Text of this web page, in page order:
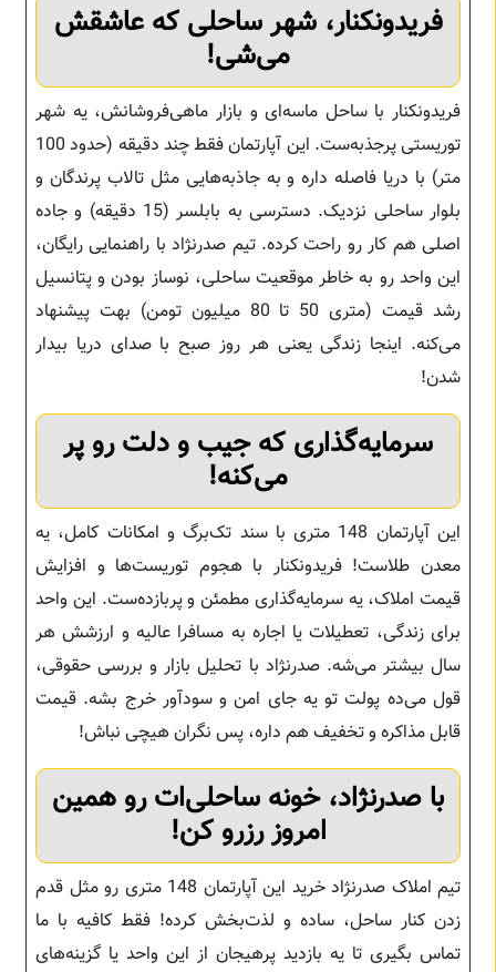
فریدونکنار، شهر ساحلی که عاشقش
می‌شی!
فریدونکنار با ساحل ماسه‌ای و بازار ماهی‌فروشانش، یه شهر
توریستی پرجذبه‌ست. این آپارتمان فقط چند دقیقه (حدود 100
متر) با دریا فاصله داره و به جاذبه‌هایی مثل تالاب پرندگان و
بلوار ساحلی نزدیک. دسترسی به بابلسر (15 دقیقه) و جاده
اصلی هم کار رو راحت کرده. تیم صدرنژاد با راهنمایی رایگان،
این واحد رو به خاطر موقعیت ساحلی، نوساز بودن و پتانسیل
رشد قیمت (متری 50 تا 80 میلیون تومن) بهت پیشنهاد
می‌کنه. اینجا زندگی یعنی هر روز صبح با صدای دریا بیدار
شدن!
سرمایه‌گذاری که جیب و دلت رو پر
می‌کنه!
این آپارتمان 148 متری با سند تک‌برگ و امکانات کامل، یه
معدن طلاست! فریدونکنار با هجوم توریست‌ها و افزایش
قیمت املاک، یه سرمایه‌گذاری مطمئن و پربازده‌ست. این واحد
برای زندگی، تعطیلات یا اجاره به مسافرا عالیه و ارزشش هر
سال بیشتر می‌شه. صدرنژاد با تحلیل بازار و بررسی حقوقی،
قول می‌ده پولت تو یه جای امن و سودآور خرج بشه. قیمت
قابل مذاکره و تخفیف هم داره، پس نگران هیچی نباش!
با صدرنژاد، خونه ساحلی‌ات رو همین
امروز رزرو کن!
تیم املاک صدرنژاد خرید این آپارتمان 148 متری رو مثل قدم
زدن کنار ساحل، ساده و لذت‌بخش کرده! فقط کافیه با ما
تماس بگیری تا یه بازدید پرهیجان از این واحد یا گزینه‌های